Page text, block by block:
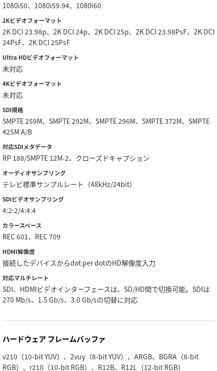
1080i50、1080i59.94、1080i60
2Kビデオフォーマット
2K DCI 23.98p、2K DCI 24p、2K DCI 25p、2K DCI 23.98PsF、2K DCI
24PsF、2K DCI 25PsF
Ultra HDビデオフォーマット
未対応
4Kビデオフォーマット
未対応
SDI規格
SMPTE 259M、SMPTE 292M、SMPTE 296M、SMPTE 372M、SMPTE
425M A/B
対応SDIメタデータ
RP 188/SMPTE 12M-2、クローズドキャプション
オーディオサンプリング
テレビ標準サンプルレート（48kHz/24bit）
SDIビデオサンプリング
4:2:2/4:4:4
カラースペース
REC 601、REC 709
HDMI解像度
接続したデバイスからdot per dotのHD解像度入力
対応マルチレート
SDI、HDMIビデオインターフェースは、SD/HD間で切換可能。SDIは
270 Mb/s、1.5 Gb/s、3.0 Gb/sの切替に対応
ハードウェア フレームバッファ
v210（10-bit YUV）、2vuy（8-bit YUV）、ARGB、BGRA（8-bit
RGB）、r210（10-bit RGB）、R12B、R12L（12-bit RGB）